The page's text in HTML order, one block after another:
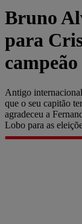
Bruno
para
Antigo
que o seu capitão
agradeceu a
Lobo para as